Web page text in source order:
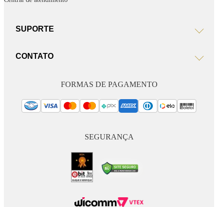
SUPORTE
CONTATO
FORMAS DE PAGAMENTO
SEGURANÇA